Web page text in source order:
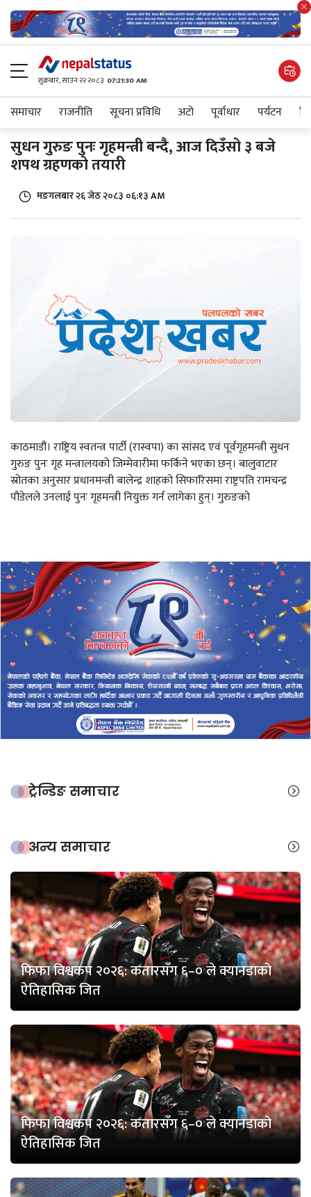
शुक्रबार​, साउन २२ २०८३ 07:21:30 AM
समाचार राजनीति सूचना प्रविधि अटाे पूर्वाधार पर्यटन
सुधन गुरुङ पुनः गृहमन्त्री बन्दै, आज दिउँसो ३ बजे
शपथ ग्रहणको तयारी
मङगलबार २६ जेठ २०८३ ०६:१३ AM
काठमाडौं। राष्ट्रिय स्वतन्त्र पार्टी (रास्वपा) का सांसद एवं पूर्वगृहमन्त्री सुधन
गुरुङ पुनः गृह मन्त्रालयको जिम्मेवारीमा फर्किने भएका छन्। बालुवाटार
स्रोतका अनुसार प्रधानमन्त्री बालेन्द्र शाहको सिफारिसमा राष्ट्रपति रामचन्द्र
पौडेलले उनलाई पुनः गृहमन्त्री नियुक्त गर्न लागेका हुन्। गुरुङको
ट्रेन्डिङ समाचार
अन्य समाचार
फिफा विश्वकप २०२६: कतारसँग ६–० ले क्यानडाको
ऐतिहासिक जित
फिफा विश्वकप २०२६: कतारसँग ६–० ले क्यानडाको
ऐतिहासिक जित